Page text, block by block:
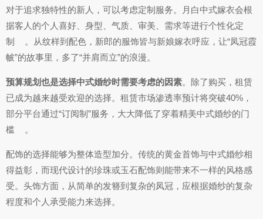
对于追求独特性的新人，可以考虑定制服务。月白中式嫁衣会根
据客人的个人喜好、身型、气质、审美、需求等进行个性化定
制
。从纹样到配色，新郎的服饰皆与新娘嫁衣呼应，让“凤冠霞
帔”的故事里，多了“并肩而立”的浪漫。
预算规划也是选择中式婚纱时需要考虑的因素。除了购买，租赁
已成为越来越受欢迎的选择。租赁市场渗透率预计将突破40%，
部分平台通过“订阅制”服务，大大降低了穿着精美中式婚纱的门
槛
。
配饰的选择能够为整体造型加分。传统的黄金首饰与中式婚纱相
得益彰，而现代设计的珍珠或玉石配饰则能带来不一样的风格感
受。头饰方面，从简单的发簪到复杂的凤冠，应根据婚纱的复杂
程度和个人承受能力来选择。